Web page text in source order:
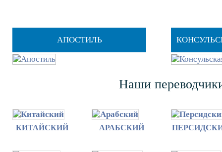
АПОСТИЛЬ
Наши
КИТАЙСКИЙ АРАБСКИЙ